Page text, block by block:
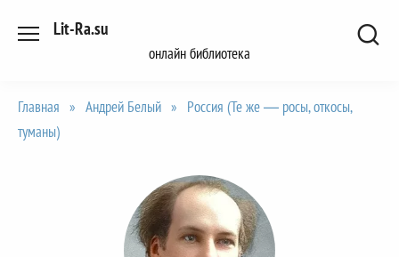
Lit-Ra.su
онлайн библиотека
Главная » Андрей Белый » Россия (Те же — росы, откосы,
туманы)